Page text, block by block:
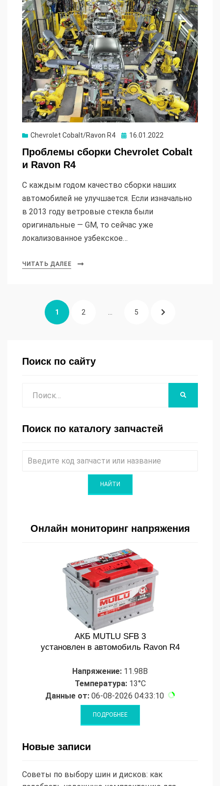
Chevrolet Cobalt/Ravon R4 Опубликовано
16.01.2022
Проблемы сборки Chevrolet Cobalt
и Ravon R4
С каждым годом качество сборки наших
автомобилей не улучшается. Если изначально
в 2013 году ветровые стекла были
оригинальные — GM, то сейчас уже
локализованное узбекское…
ЧИТАТЬ ДАЛЕЕ
Пагинация
записей
СТРАНИЦА
1 СТРАНИЦА
2 … СТРАНИЦА
5 СЛЕДУЮЩАЯ
Поиск по сайту
Поиск по каталогу запчастей
Онлайн мониторинг напряжения
АКБ MUTLU SFB 3
установлен в автомобиль Ravon R4
Напряжение: 11.98В
Температура:13°C
Данные от: 06-08-2026 04:33:10
Новые записи
Советы по выбору шин и дисков: как